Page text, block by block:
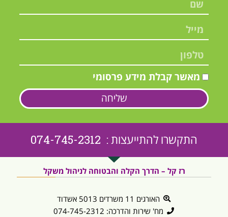
מאשר קבלת מידע פרסומי
שליחה
התקשרו להתייעצות : 074-745-2312
רז קל – הדרך הקלה והבטוחה לניהול משקל
האורגים 11 משרדים 5013 אשדוד
מח' שירות והדרכה: 074-745-2312